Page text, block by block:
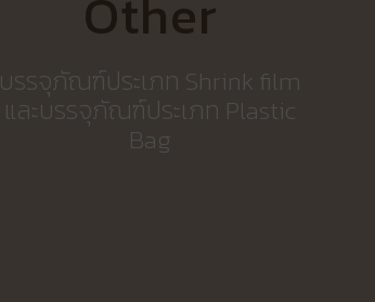
Other
บรรจุภัณฑ์ประเภท Shrink film
และบรรจุภัณฑ์ประเภท Plastic
Bag